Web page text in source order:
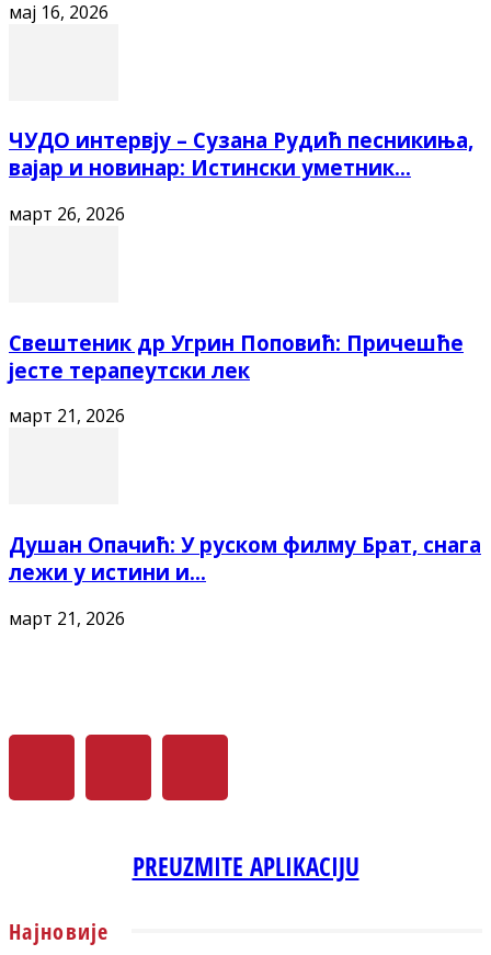
мај 16, 2026
ЧУДО интервју – Сузана Рудић песникиња,
вајар и новинар: Истински уметник...
март 26, 2026
Свештеник др Угрин Поповић: Причешће
јесте терапеутски лек
март 21, 2026
Душан Опачић: У руском филму Брат, снага
лежи у истини и...
март 21, 2026
PREUZMITE APLIKACIJU
Најновије